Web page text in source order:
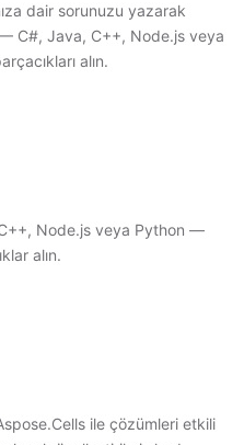
dair sorunuzu yazarak
C#, Java, C++, Node.js veya
alın.
Node.js veya Python —
alın.
ile çözümleri etkili